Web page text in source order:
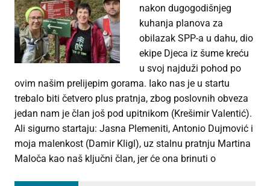
nakon dugogodišnjeg
kuhanja planova za
obilazak SPP-a u dahu, dio
ekipe Djeca iz šume kreću
u svoj najduži pohod po
ovim našim prelijepim gorama. Iako nas je u startu
trebalo biti četvero plus pratnja, zbog poslovnih obveza
jedan nam je član još pod upitnikom (Krešimir Valentić).
Ali sigurno startaju: Jasna Plemeniti, Antonio Dujmović i
moja malenkost (Damir Kligl), uz stalnu pratnju Martina
Maloča kao naš ključni član, jer će ona brinuti o